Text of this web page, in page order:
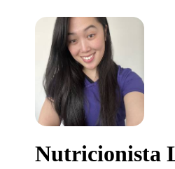
Nutricionista